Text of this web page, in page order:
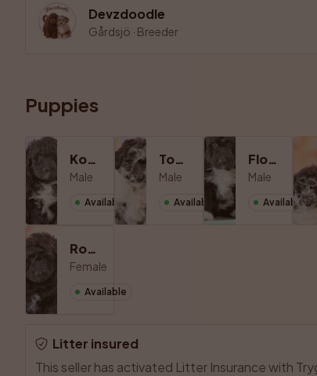
Devzdoodle
Gårdsjö · Breeder
Puppies
Kooby
Male
Available
Toody
Male
Available
Floofy
Male
Available
Roozy
Female
Available
Litter insured
This seller has activated Litter Insurance with